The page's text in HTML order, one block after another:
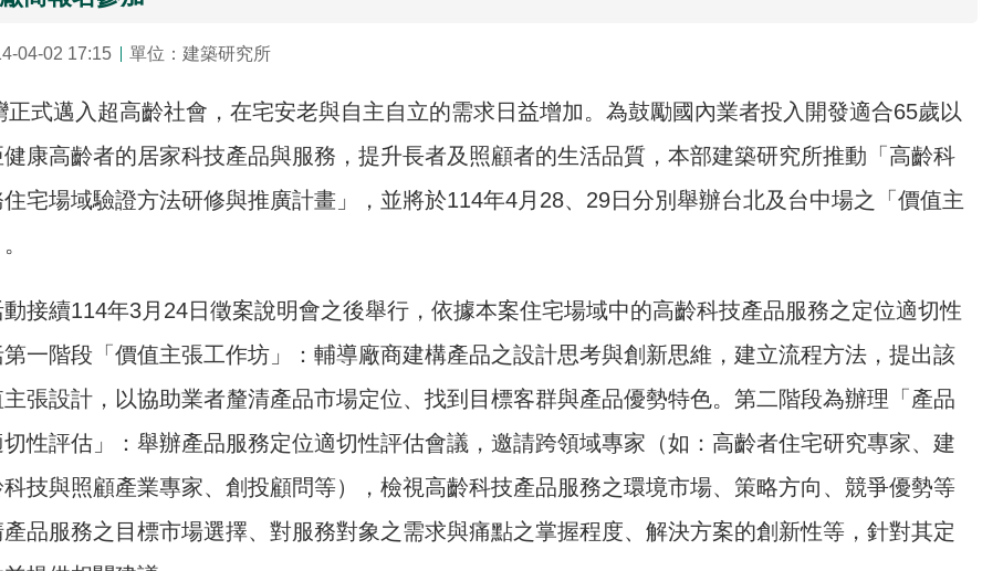
04-02 17:15 單位：建築研究所
正式邁入超高齡社會，在宅安老與自主自立的需求日益增加。為鼓勵國內業者投入開發適合65歲以
健康高齡者的居家科技產品與服務，提升長者及照顧者的生活品質，本部建築研究所推動「高齡科
宅場域驗證方法研修與推廣計畫」，並將於114年4月28、29日分別舉辦台北及台中場之「價值主
接續114年3月24日徵案說明會之後舉行，依據本案住宅場域中的高齡科技產品服務之定位適切性
一階段「價值主張工作坊」：輔導廠商建構產品之設計思考與創新思維，建立流程方法，提出該
張設計，以協助業者釐清產品市場定位、找到目標客群與產品優勢特色。第二階段為辦理「產品
性評估」：舉辦產品服務定位適切性評估會議，邀請跨領域專家（如：高齡者住宅研究專家、建
技與照顧產業專家、創投顧問等），檢視高齡科技產品服務之環境市場、策略方向、競爭優勢等
品服務之目標市場選擇、對服務對象之需求與痛點之掌握程度、解決方案的創新性等，針對其定